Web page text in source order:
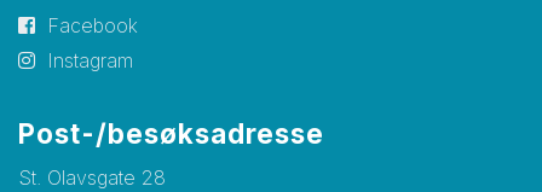
Facebook
Instagram
Post-/besøksadresse
St. Olavsgate 28